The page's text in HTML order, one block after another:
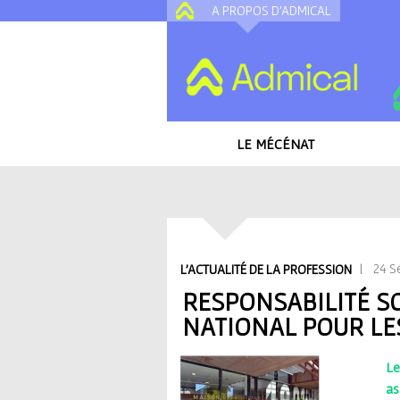
A PROPOS D'ADMICAL
LE MÉCÉNAT
L'ACTUALITÉ DE LA PROFESSION | 24
RESPONSABILITÉ
NATIONAL POUR